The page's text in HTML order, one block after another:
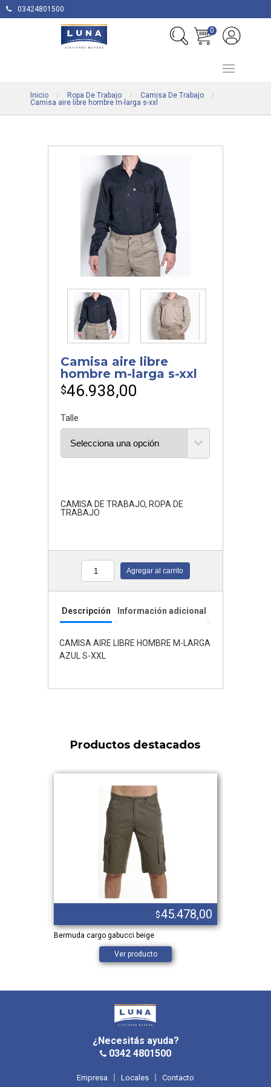
03424801500
0
Inicio Ropa De Trabajo
Camisa De Trabajo
Camisa aire libre hombre m-larga s-xxl
Camisa aire libre
hombre m-larga s-xxl
$46.938,00
Talle
CAMISA DE TRABAJO, ROPA DE
TRABAJO
Cantidad Agregar al carrito
Descripción Información adicional
CAMISA AIRE LIBRE HOMBRE M-LARGA
AZUL S-XXL
Productos destacados
$45.478,00
Bermuda cargo gabucci beige
Ver producto
¿Necesitás ayuda?
0342 4801500
Empresa Locales Contacto